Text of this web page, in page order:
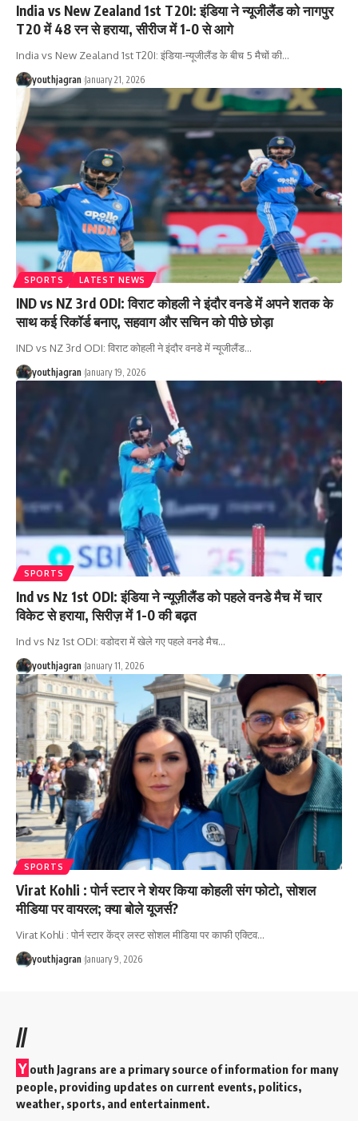
India vs New Zealand 1st T20I: इंडिया ने न्यूजीलैंड को नागपुर
T20 में 48 रन से हराया, सीरीज में 1-0 से आगे
India vs New Zealand 1st T20I: इंडिया-न्यूजीलैंड के बीच 5 मैचों की…
youthjagran January 21, 2026
SPORTS LATEST NEWS
IND vs NZ 3rd ODI: विराट कोहली ने इंदौर वनडे में अपने शतक के
साथ कई रिकॉर्ड बनाए, सहवाग और सचिन को पीछे छोड़ा
IND vs NZ 3rd ODI: विराट कोहली ने इंदौर वनडे में न्यूजीलैंड…
youthjagran January 19, 2026
SPORTS
Ind vs Nz 1st ODI: इंडिया ने न्यूज़ीलैंड को पहले वनडे मैच में चार
विकेट से हराया, सिरीज़ में 1-0 की बढ़त
Ind vs Nz 1st ODI: वडोदरा में खेले गए पहले वनडे मैच…
youthjagran January 11, 2026
SPORTS
Virat Kohli : पोर्न स्टार ने शेयर किया कोहली संग फोटो, सोशल
मीडिया पर वायरल; क्या बोले यूजर्स?
Virat Kohli : पोर्न स्टार केंद्र लस्ट सोशल मीडिया पर काफी एक्टिव…
youthjagran January 9, 2026
//
Y outh Jagrans are a primary source of information for many
people, providing updates on current events, politics,
weather, sports, and entertainment.